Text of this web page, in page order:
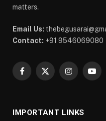
matters.
Email Us:
Contact: +91 9546069080
Facebook
X
Instagram
IMPORTANT LINKS